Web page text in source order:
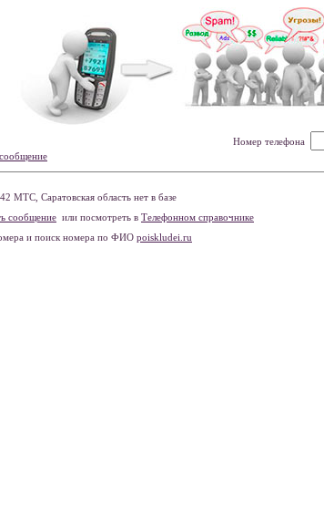
Номер телефона
МТС, Саратовская область нет в базе
сообщение или посмотреть в Телефонном справочнике
и поиск номера по ФИО poiskludei.ru